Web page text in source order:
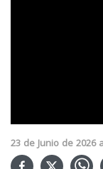
23 de Junio de 2026